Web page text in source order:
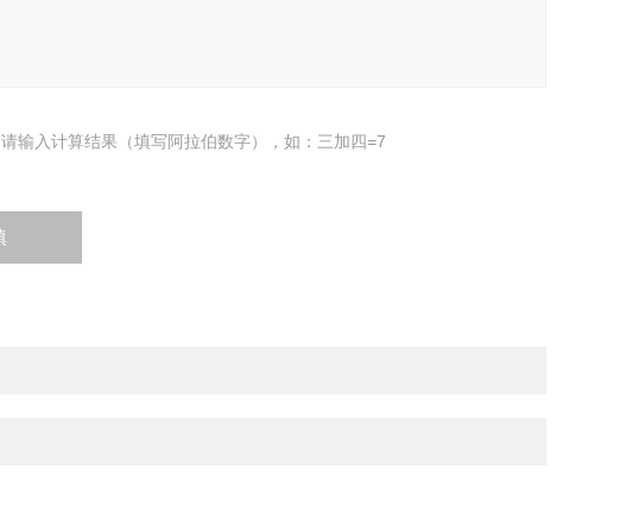
请输入计算结果（填写阿拉伯数字），如：三加四=7